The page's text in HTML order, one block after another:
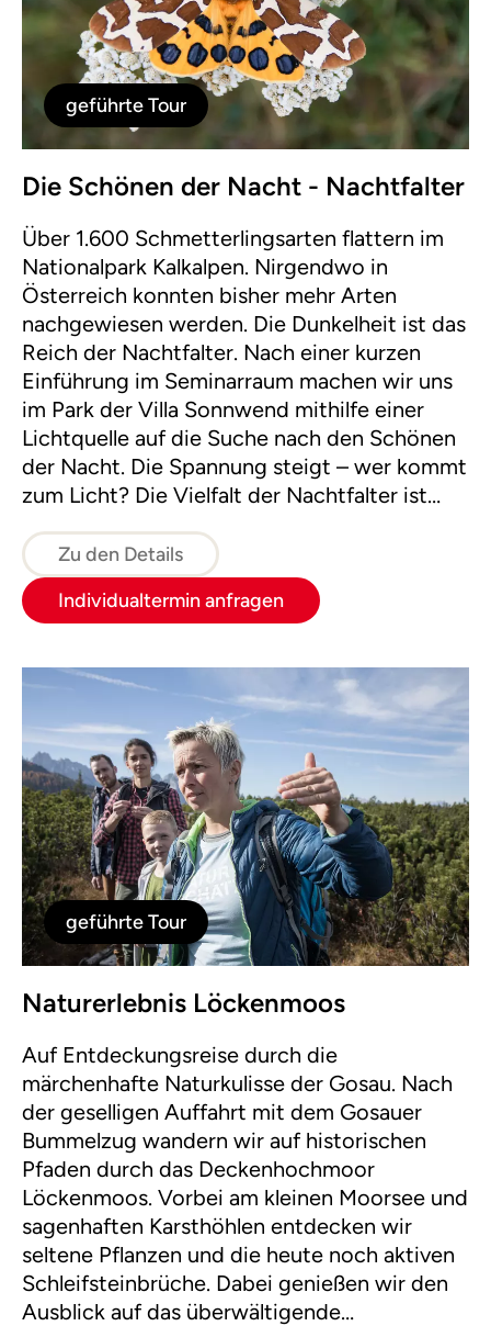
geführte Tour
Die Schönen der Nacht - Nachtfalter
Über 1.600 Schmetterlingsarten flattern im
Nationalpark Kalkalpen. Nirgendwo in
Österreich konnten bisher mehr Arten
nachgewiesen werden. Die Dunkelheit ist das
Reich der Nachtfalter. Nach einer kurzen
Einführung im Seminarraum machen wir uns
im Park der Villa Sonnwend mithilfe einer
Lichtquelle auf die Suche nach den Schönen
der Nacht. Die Spannung steigt – wer kommt
zum Licht? Die Vielfalt der Nachtfalter ist
Zu den Details
Individualtermin anfragen
geführte Tour
Naturerlebnis Löckenmoos
Auf Entdeckungsreise durch die
märchenhafte Naturkulisse der Gosau. Nach
der geselligen Auffahrt mit dem Gosauer
Bummelzug wandern wir auf historischen
Pfaden durch das Deckenhochmoor
Löckenmoos. Vorbei am kleinen Moorsee und
sagenhaften Karsthöhlen entdecken wir
seltene Pflanzen und die heute noch aktiven
Schleifsteinbrüche. Dabei genießen wir den
Ausblick auf das überwältigende